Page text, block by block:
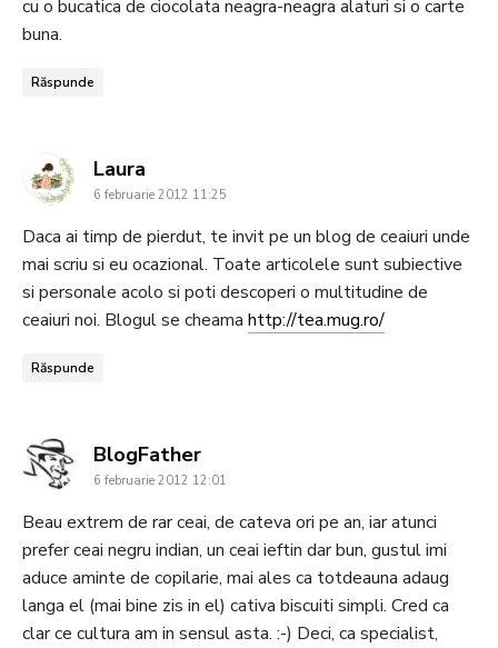
cu o bucatica de ciocolata neagra-neagra alaturi si o carte
buna.
Răspunde
Laura
6 februarie 2012 11:25
Daca ai timp de pierdut, te invit pe un blog de ceaiuri unde
mai scriu si eu ocazional. Toate articolele sunt subiective
si personale acolo si poti descoperi o multitudine de
ceaiuri noi. Blogul se cheama http://tea.mug.ro/
Răspunde
BlogFathersays:
6 februarie 2012 12:01
Beau extrem de rar ceai, de cateva ori pe an, iar atunci
prefer ceai negru indian, un ceai ieftin dar bun, gustul imi
aduce aminte de copilarie, mai ales ca totdeauna adaug
langa el (mai bine zis in el) cativa biscuiti simpli. Cred ca
clar ce cultura am in sensul asta. :-) Deci, ca specialist,